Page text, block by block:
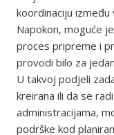
koordinaciju između
Napokon, moguće
proces pripreme i
provodi bilo za
U takvoj podjeli
kreirana ili da se
administracijama,
podrške kod